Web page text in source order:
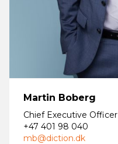
Martin Boberg
Chief Executive Officer
+47 401 98 040
mb@diction.dk